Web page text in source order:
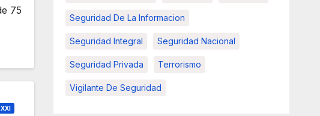
75
Seguridad De La Informacion
Seguridad Integral Seguridad Nacional
Seguridad Privada Terrorismo
Vigilante De Seguridad